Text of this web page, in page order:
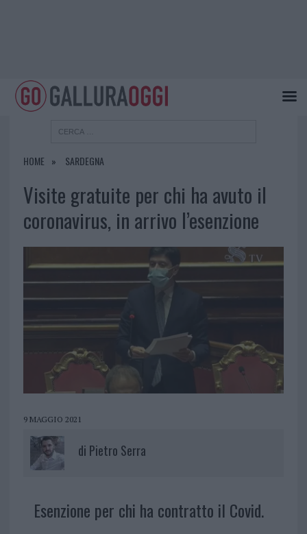
HOME SARDEGNA
Visite gratuite per chi ha avuto il
coronavirus, in arrivo l’esenzione
9 MAGGIO 2021
di Pietro Serra
Esenzione per chi ha contratto il Covid.